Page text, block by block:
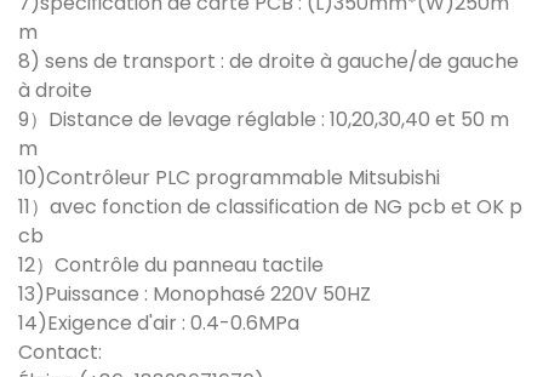
m
8) sens de transport : de droite à gauche/de gauche
à droite
9）Distance de levage réglable : 10,20,30,40 et 50 m
m
10)Contrôleur PLC programmable Mitsubishi
11）avec fonction de classification de NG pcb et OK p
cb
12）Contrôle du panneau tactile
13)Puissance : Monophasé 220V 50HZ
14)Exigence d'air : 0.4-0.6MPa
Contact: